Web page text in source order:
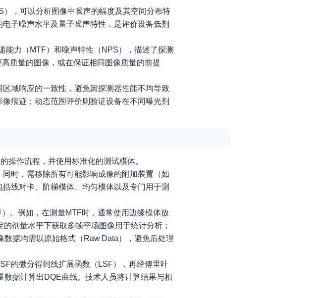
，可以分析图像中噪声的幅度及其空间分布特
子噪声水平及量子噪声特性，是评价设备低剂
力（MTF）和噪声特性（NPS），描述了探测
质量的图像，或在保证相同图像质量的前提
域响应的一致性，避免因探测器性能不均导致
痕迹；动态范围评价则验证设备在不同曝光剂
操作流程，并使用标准化的测试模体。
时，需移除所有可能影响成像的附加装置（如
线对卡、阶梯模体、均匀模体以及专门用于测
。例如，在测量MTF时，通常使用边缘模体放
剂量水平下获取多帧平场图像用于统计分析；
据均需以原始格式（Raw Data），避免后处理
的微分得到线扩展函数（LSF），再经傅里叶
据计算出DQE曲线。技术人员将计算结果与相